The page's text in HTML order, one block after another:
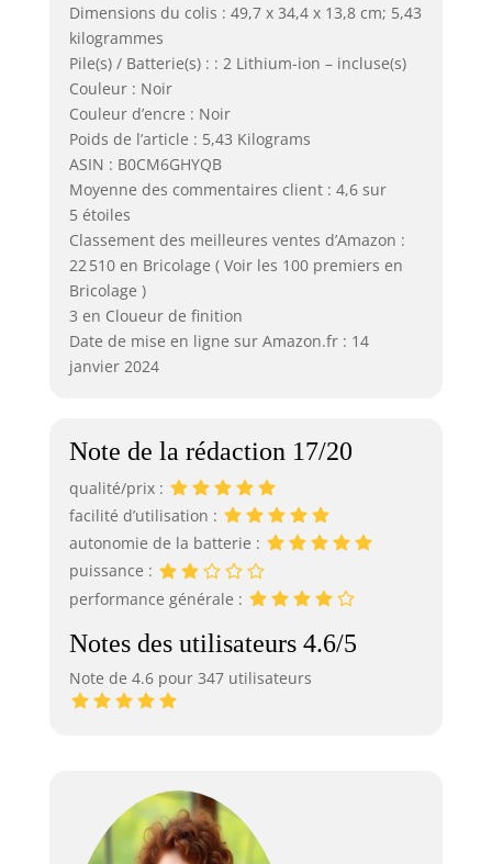
Dimensions du colis : 49,7 x 34,4 x 13,8 cm; 5,43
kilogrammes
Pile(s) / Batterie(s) : : 2 Lithium-ion – incluse(s)
Couleur : Noir
Couleur d’encre : Noir
Poids de l’article : 5,43 Kilograms
ASIN : B0CM6GHYQB
Moyenne des commentaires client : 4,6 sur
5 étoiles
Classement des meilleures ventes d’Amazon :
22 510 en Bricolage ( Voir les 100 premiers en
Bricolage )
3 en Cloueur de finition
Date de mise en ligne sur Amazon.fr : 14
janvier 2024
Note de la rédaction 17/20
qualité/prix :
facilité d’utilisation :
autonomie de la batterie :
puissance :
performance générale :
Notes des utilisateurs 4.6/5
Note de 4.6 pour 347 utilisateurs